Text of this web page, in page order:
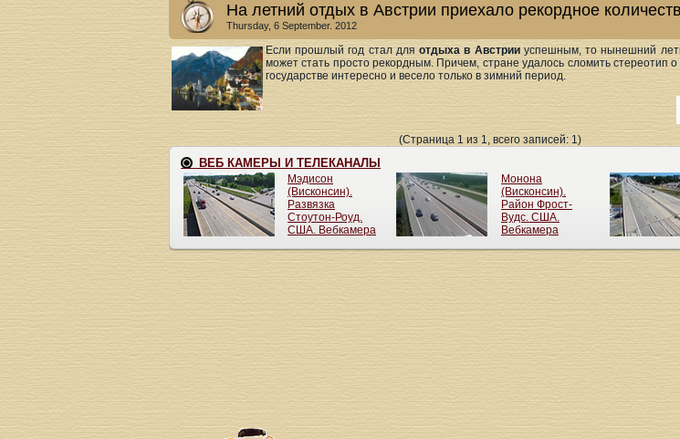
На летний отдых в Австрии приехало рекордное
Thursday, 6 September. 2012
Если прошлый год стал дляотдыха в Австрииуспешным, то нынешний
может стать просто рекордным. Причем, стране удалось сломить стереотип
государстве интересно и весело только в зимний период.
(Страница 1 из 1, всего записей: 1)